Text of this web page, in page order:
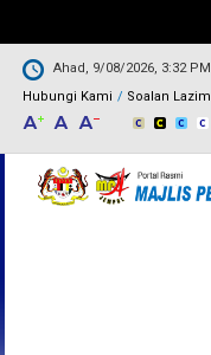
Ahad, 9/08/2026, 3:32 PM
Hubungi Kami
Soalan Lazim